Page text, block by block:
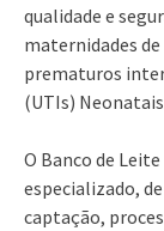
qualidade e
maternidades
prematuros
(UTIs)
O Banco de
especializado,
captação,